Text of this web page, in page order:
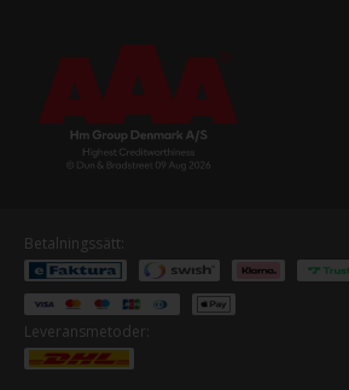
Betalningssätt:
Leveransmetoder: